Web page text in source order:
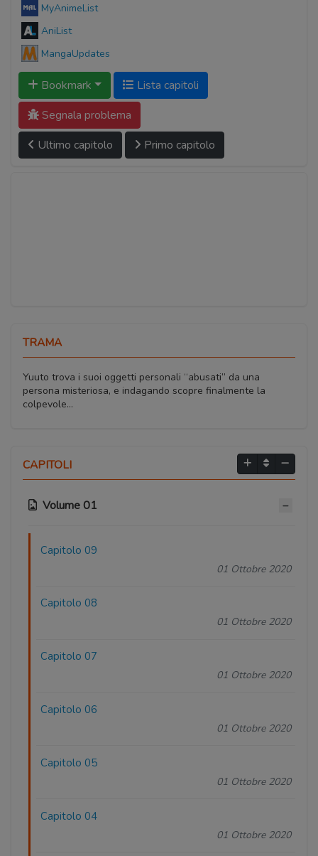
MyAnimeList
AniList
MangaUpdates
Bookmark
Lista capitoli
Segnala problema
Ultimo capitolo
Primo capitolo
TRAMA
Yuuto trova i suoi oggetti personali “abusati” da una
persona misteriosa, e indagando scopre finalmente la
colpevole…
CAPITOLI
Volume 01
Capitolo 09
01 Ottobre 2020
Capitolo 08
01 Ottobre 2020
Capitolo 07
01 Ottobre 2020
Capitolo 06
01 Ottobre 2020
Capitolo 05
01 Ottobre 2020
Capitolo 04
01 Ottobre 2020